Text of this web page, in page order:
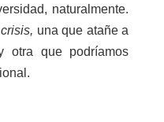
naturalmente.
crisis, una que atañe a
otra que podríamos